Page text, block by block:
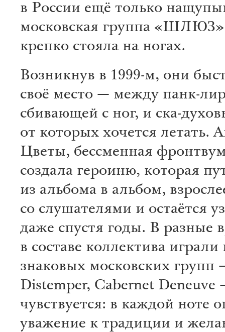
в России ещё только
московская группа
крепко стояла на ногах.
Возникнув в 1999-м, они
своё место — между панк-
сбивающей с ног, и ска-
от которых хочется летать.
Цветы, бессменная
создала героиню, которая
из альбома в альбом,
со слушателями и остаётся
даже спустя годы. В разные
в составе коллектива
знаковых московских групп
Distemper, Cabernet Deneuve
чувствуется: в каждой ноте
уважение к традиции и